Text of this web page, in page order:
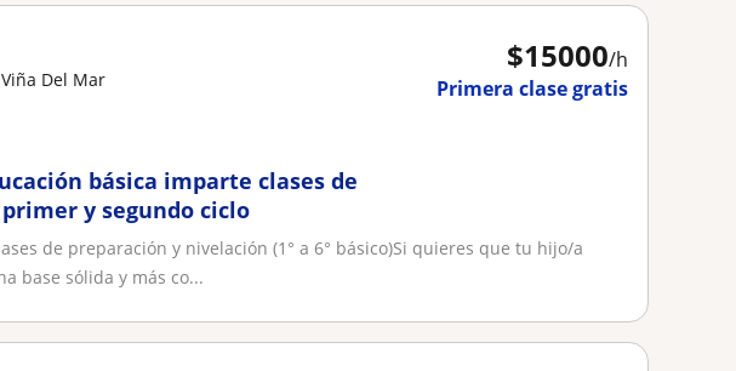
$15000/h
Primera clase gratis
Del Mar
básica imparte clases de
y segundo ciclo
de preparación y nivelación (1° a 6° básico)Si quieres que tu hijo/a
base sólida y más co...